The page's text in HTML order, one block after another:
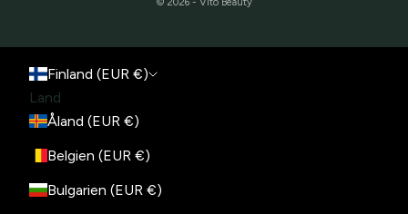
Finland (EUR €)
Land
Åland (EUR €)
Belgien (EUR €)
Bulgarien (EUR €)